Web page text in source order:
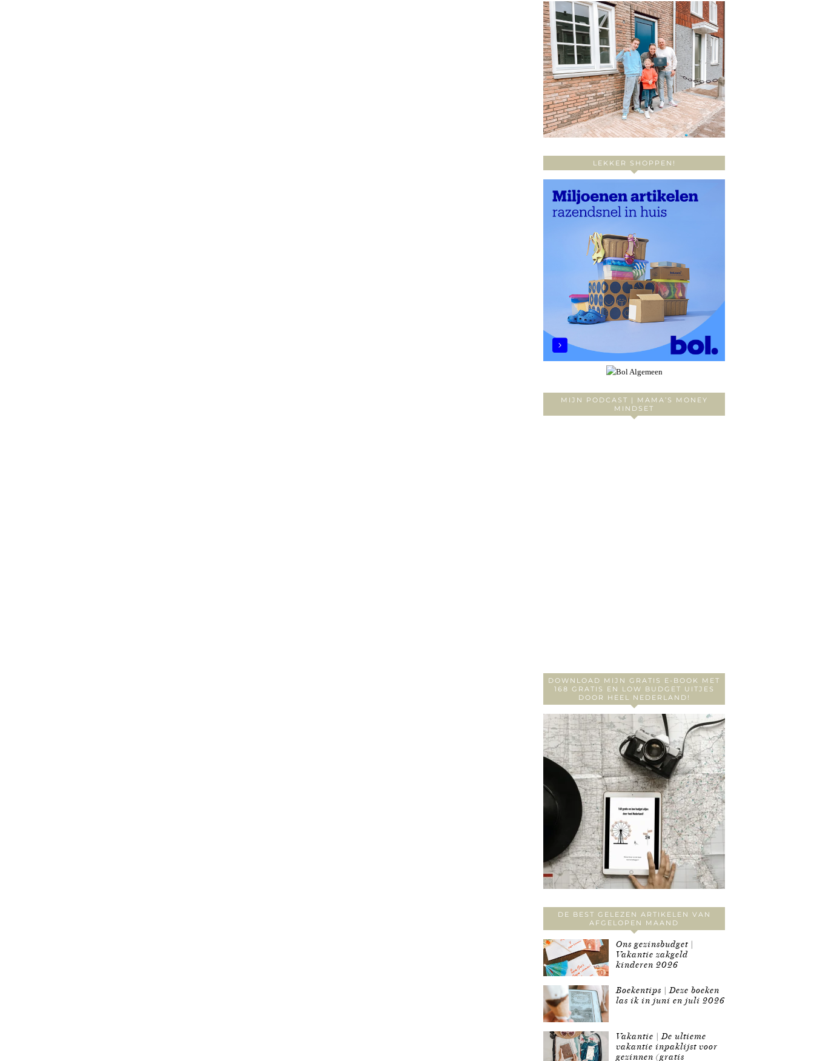
LEKKER SHOPPEN!
MIJN PODCAST | MAMA’S MONEY
MINDSET
DOWNLOAD MIJN GRATIS E-BOOK MET
168 GRATIS EN LOW BUDGET UITJES
DOOR HEEL NEDERLAND!
DE BEST GELEZEN ARTIKELEN VAN
AFGELOPEN MAAND
Ons gezinsbudget |
Vakantie zakgeld
kinderen 2026
Boekentips | Deze boeken
las ik in juni en juli 2026
Vakantie | De ultieme
vakantie inpaklijst voor
gezinnen (gratis